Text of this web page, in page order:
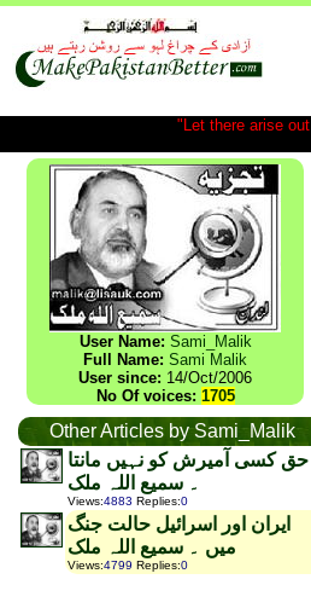
"Let there arise
User Name: Sami_Malik
Full Name: Sami Malik
User since: 14/Oct/2006
No Of voices: 1705
Other Articles by Sami_Malik
حق کسی آمیرش کو نہیں مانتا
۔ سمیع اللہ ملک
Views:4883 Replies:0
ایران اور اسرائیل حالت جنگ
میں ۔ سمیع اللہ ملک
Views:4799 Replies:0